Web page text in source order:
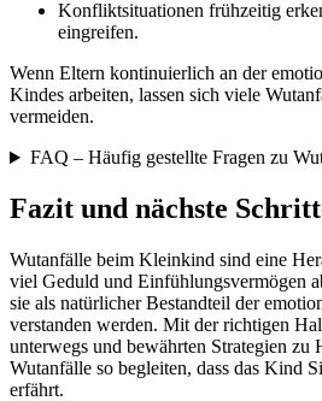
Konfliktsituationen frühzeitig
eingreifen.
Wenn Eltern kontinuierlich an der
Kindes arbeiten, lassen sich viele
vermeiden.
FAQ – Häufig gestellte Fragen zu
Fazit und nächste
Wutanfälle beim Kleinkind sind eine
viel Geduld und Einfühlungsvermögen
sie als natürlicher Bestandteil der
verstanden werden. Mit der richtigen
unterwegs und bewährten Strategien zu
Wutanfälle so begleiten, dass das Kind
erfährt.